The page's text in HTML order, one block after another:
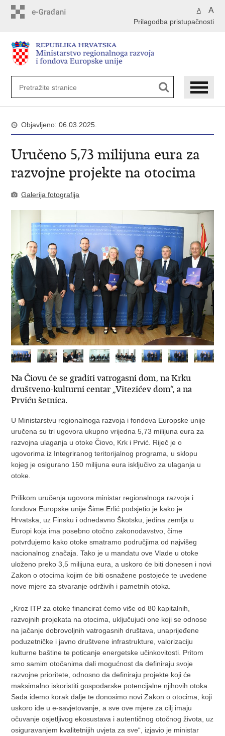
A A
Prilagodba pristupačnosti
Objavljeno: 06.03.2025.
Uručeno 5,73 milijuna eura za
razvojne projekte na otocima
Galerija fotografija
Na Čiovu će se graditi vatrogasni dom, na Krku
društveno-kulturni centar „Vitezićev dom“, a na
Prviću šetnica.
U Ministarstvu regionalnoga razvoja i fondova Europske unije
uručena su tri ugovora ukupno vrijedna 5,73 milijuna eura za
razvojna ulaganja u otoke Čiovo, Krk i Prvić. Riječ je o
ugovorima iz Integriranog teritorijalnog programa, u sklopu
kojeg je osigurano 150 milijuna eura isključivo za ulaganja u
otoke.
Prilikom uručenja ugovora ministar regionalnoga razvoja i
fondova Europske unije Šime Erlić podsjetio je kako je
Hrvatska, uz Finsku i odnedavno Škotsku, jedina zemlja u
Europi koja ima posebno otočno zakonodavstvo, čime
potvrđujemo kako otoke smatramo područjima od najvišeg
nacionalnog značaja. Tako je u mandatu ove Vlade u otoke
uloženo preko 3,5 milijuna eura, a uskoro će biti donesen i novi
Zakon o otocima kojim će biti osnažene postojeće te uvedene
nove mjere za stvaranje održivih i pametnih otoka.
„Kroz ITP za otoke financirat ćemo više od 80 kapitalnih,
razvojnih projekata na otocima, uključujući one koji se odnose
na jačanje dobrovoljnih vatrogasnih društava, unaprijeđene
poduzetničke i javno društvene infrastrukture, valorizaciju
kulturne baštine te poticanje energetske učinkovitosti. Pritom
smo samim otočanima dali mogućnost da definiraju svoje
razvojne prioritete, odnosno da definiraju projekte koji će
maksimalno iskoristiti gospodarske potencijalne njihovih otoka.
Sada idemo korak dalje te donosimo novi Zakon o otocima, koji
uskoro ide u e-savjetovanje, a sve ove mjere za cilj imaju
očuvanje osjetljivog ekosustava i autentičnog otočnog života, uz
osiguravanjem kvalitetnijih uvjeta za sve“, izjavio je ministar